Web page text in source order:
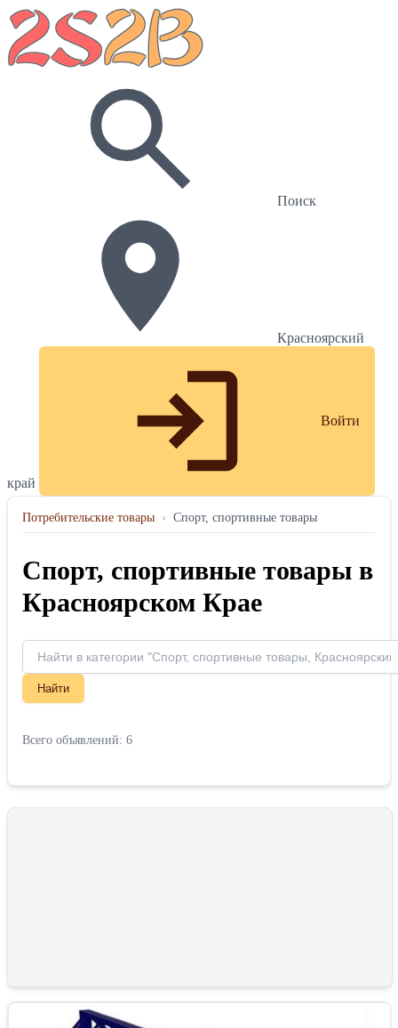
Поиск
Красноярский
край
Войти
Потребительские товары › Спорт, спортивные товары
Спорт, спортивные товары в
Красноярском Крае
Найти
Всего объявлений: 6